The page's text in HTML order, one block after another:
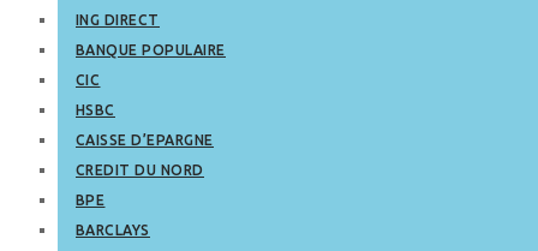
ING DIRECT
BANQUE POPULAIRE
CIC
HSBC
CAISSE D’EPARGNE
CREDIT DU NORD
BPE
BARCLAYS